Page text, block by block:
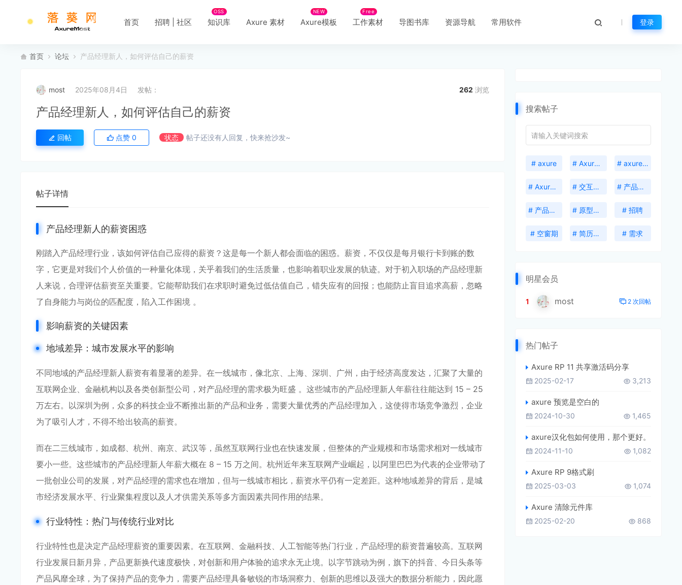
首页 招聘 | 社区 知识库
OSS
Axure 素材 Axure模板
NEW
工作素材
Free
导图书库 资源导航 常用软件 登录
首页 论坛 产品经理新人，如何评估自己的薪资
most 2025年08月4日 发帖： 262 浏览
产品经理新人，如何评估自己的薪资
回帖 点赞 0 状态 帖子还没有人回复，快来抢沙发~
帖子详情
产品经理新人的薪资困惑
刚踏入产品经理行业，该如何评估自己应得的薪资？这是每一个新人都会面临的困惑。薪资，不仅仅是每月银行卡到账的数
字，它更是对我们个人价值的一种量化体现，关乎着我们的生活质量，也影响着职业发展的轨迹。对于初入职场的产品经理新
人来说，合理评估薪资至关重要。它能帮助我们在求职时避免过低估值自己，错失应有的回报；也能防止盲目追求高薪，忽略
了自身能力与岗位的匹配度，陷入工作困境 。
影响薪资的关键因素
地域差异：城市发展水平的影响
不同地域的产品经理新人薪资有着显著的差异。在一线城市，像北京、上海、深圳、广州，由于经济高度发达，汇聚了大量的
互联网企业、金融机构以及各类创新型公司，对产品经理的需求极为旺盛 。这些城市的产品经理新人年薪往往能达到 15 – 25
万左右。以深圳为例，众多的科技企业不断推出新的产品和业务，需要大量优秀的产品经理加入，这使得市场竞争激烈，企业
为了吸引人才，不得不给出较高的薪资。
而在二三线城市，如成都、杭州、南京、武汉等，虽然互联网行业也在快速发展，但整体的产业规模和市场需求相对一线城市
要小一些。这些城市的产品经理新人年薪大概在 8 – 15 万之间。杭州近年来互联网产业崛起，以阿里巴巴为代表的企业带动了
一批创业公司的发展，对产品经理的需求也在增加，但与一线城市相比，薪资水平仍有一定差距。这种地域差异的背后，是城
市经济发展水平、行业聚集程度以及人才供需关系等多方面因素共同作用的结果。
行业特性：热门与传统行业对比
行业特性也是决定产品经理薪资的重要因素。在互联网、金融科技、人工智能等热门行业，产品经理的薪资普遍较高。互联网
行业发展日新月异，产品更新换代速度极快，对创新和用户体验的追求永无止境。以字节跳动为例，旗下的抖音、今日头条等
产品风靡全球，为了保持产品的竞争力，需要产品经理具备敏锐的市场洞察力、创新的思维以及强大的数据分析能力，因此愿
搜索帖子
# axure # Axure Cloud # axure 共享激活码
# Axure 格式刷 # 交互设计 # 产品抽象思维
# 产品能力 # 原型工具 # 招聘
# 空窗期 # 简历包装 # 需求
明星会员
1 most 2 次回帖
热门帖子
Axure RP 11 共享激活码分享
2025-02-17 3,213
axure 预览是空白的
2024-10-30 1,465
axure汉化包如何使用，那个更好。
2024-11-10 1,082
Axure RP 9格式刷
2025-03-03 1,074
Axure 清除元件库
2025-02-20 868